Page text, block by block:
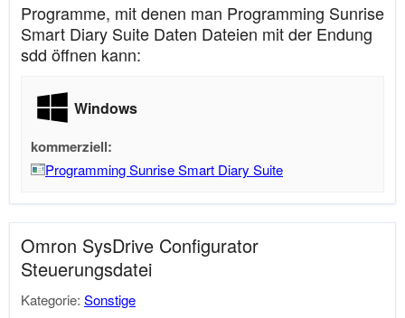
Programme, mit denen man Programming Sunrise
Smart Diary Suite Daten Dateien mit der Endung
sdd öffnen kann:
Windows
kommerziell:
Programming Sunrise Smart Diary Suite
Omron SysDrive Configurator
Steuerungsdatei
Kategorie: Sonstige